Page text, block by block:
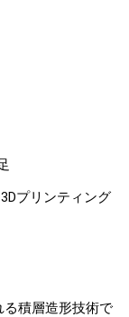
プリンティング
る積層造形技術で